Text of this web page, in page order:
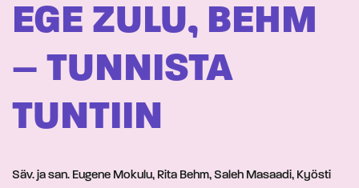
EGE ZULU, BEHM
– TUNNISTA
TUNTIIN
Säv. ja san. Eugene Mokulu, Rita Behm, Saleh Masaadi, Kyösti